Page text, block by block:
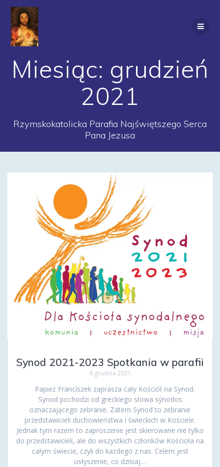
Miesiąc: grudzień
2021
Rzymskokatolicka Parafia Najświętszego Serca
Pana Jezusa
Synod 2021-2023 Spotkania w parafii
8 grudnia 2021
Papież Franciszek zaprasza cały Kościół na Synod.
Synod pochodzi od greckiego słowa sýnodos
oznaczającego zebranie. Zatem Synod to zebranie
przedstawicieli duchowieństwa i świeckich w Kościele.
Jednak tym razem to zaproszenie jest skierowane nie tylko
do przedstawicieli, ale do wszystkich członków Kościoła na
całym świecie, czyli do każdego z nas. Celem jest
usłyszenie, co dzisiaj…